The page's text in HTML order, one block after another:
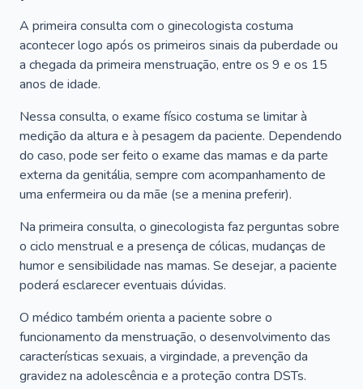
A primeira consulta com o ginecologista costuma
acontecer logo após os primeiros sinais da puberdade ou
a chegada da primeira menstruação, entre os 9 e os 15
anos de idade.
Nessa consulta, o exame físico costuma se limitar à
medição da altura e à pesagem da paciente. Dependendo
do caso, pode ser feito o exame das mamas e da parte
externa da genitália, sempre com acompanhamento de
uma enfermeira ou da mãe (se a menina preferir).
Na primeira consulta, o ginecologista faz perguntas sobre
o ciclo menstrual e a presença de cólicas, mudanças de
humor e sensibilidade nas mamas. Se desejar, a paciente
poderá esclarecer eventuais dúvidas.
O médico também orienta a paciente sobre o
funcionamento da menstruação, o desenvolvimento das
características sexuais, a virgindade, a prevenção da
gravidez na adolescência e a proteção contra DSTs.